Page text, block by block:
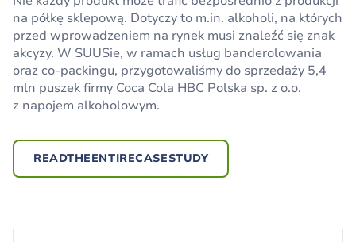
na półkę sklepową. Dotyczy to m.in. alkoholi, na których
przed wprowadzeniem na rynek musi znaleźć się znak
akcyzy. W SUUSie, w ramach usług banderolowania
oraz co-packingu, przygotowaliśmy do sprzedaży 5,4
mln puszek firmy Coca Cola HBC Polska sp. z o.o.
z napojem alkoholowym.
READTHEENTIRECASESTUDY
rozwoju biznesowego firm produkcyjnych, w tym tych
z branży kosmetycznej. Przyczynia się do efektywnego
wytwarzania towarów oraz wzrostu sprzedaży. W jaki
sposób?
ciężarówki eActros 300, który potwierdził możliwość
efektywnego wykorzystania elektrycznych aut
w przewozach wahadłowych w transporcie ciężkim.
W trakcie dwutygodniowego testu ciężarówka
pokonała ponad 2200 km, redukując ilość
wyemitowanych gazów cieplarnianych o 3,9 tony.
polskiego operatora logistycznego w obszarze ESG.